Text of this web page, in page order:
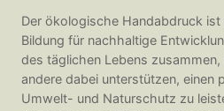
Der ökologische Handabdruck ist
Bildung für nachhaltige
des täglichen Lebens zusammen,
andere dabei unterstützen, einen
Umwelt- und Naturschutz zu